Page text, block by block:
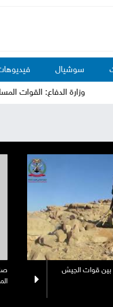
سوشيال
وزارة الدفاع: القوات
قوات الجيش